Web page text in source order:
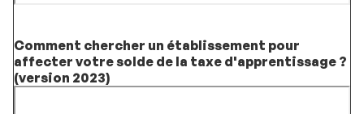
Comment chercher un établissement pour
affecter votre solde de la taxe d'apprentissage ?
(version 2023)